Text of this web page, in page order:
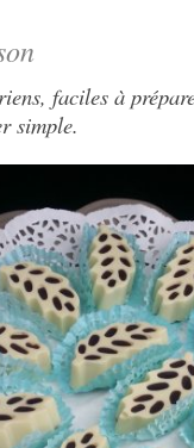
faciles à
simple.